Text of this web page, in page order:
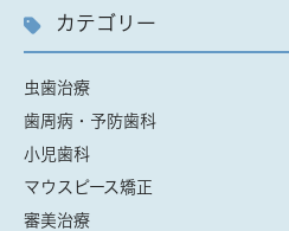
カテゴリー
虫歯治療
歯周病・予防歯科
小児歯科
マウスピース矯正
審美治療